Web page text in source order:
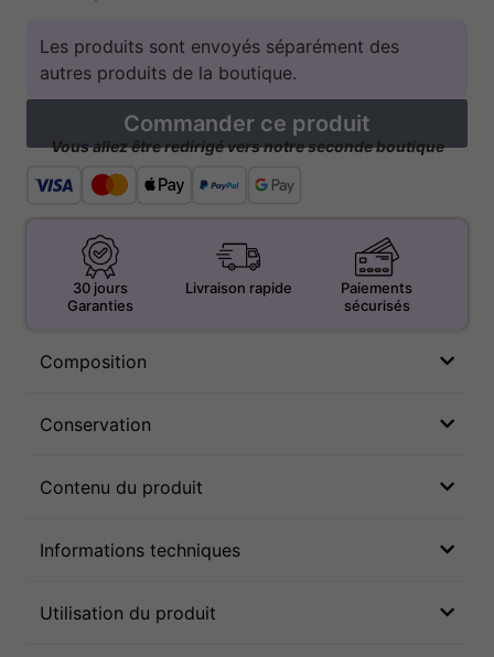
Les produits sont envoyés séparément des
autres produits de la boutique.
Commander ce produit
Vous allez être redirigé vers notre seconde boutique
30 jours
Garanties
Livraison rapide
Paiements
sécurisés
Composition
Conservation
Contenu du produit
Informations techniques
Utilisation du produit